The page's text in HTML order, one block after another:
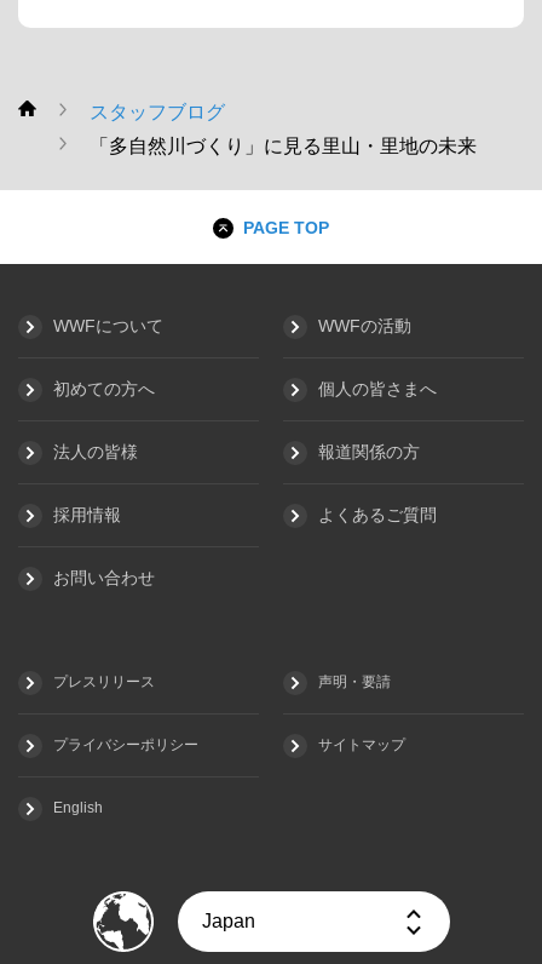
WWF
スタッフブログ
「多自然川づくり」に見る里山・里地の未来
PAGE TOP
WWFについて WWFの活動
初めての方へ 個人の皆さまへ
法人の皆様 報道関係の方
採用情報 よくあるご質問
お問い合わせ
プレスリリース 声明・要請
プライバシーポリシー サイトマップ
English